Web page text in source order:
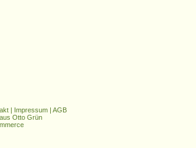
| Impressum| AGB
Otto Grün